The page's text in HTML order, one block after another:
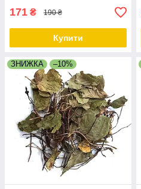
171 ₴ 190 ₴
Купити
ЗНИЖКА –10%